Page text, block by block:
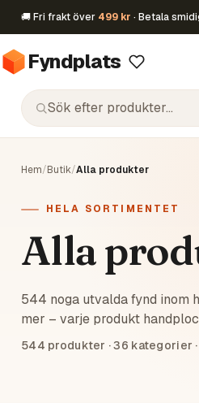
🚚 Fri frakt över 499 kr · Betala
Fyndplats
Hem/Butik/Alla produkter
HELA SORTIMENTET
Alla
544 noga utvalda fynd inom
mer – varje produkt
544 produkter ·36 kategorier